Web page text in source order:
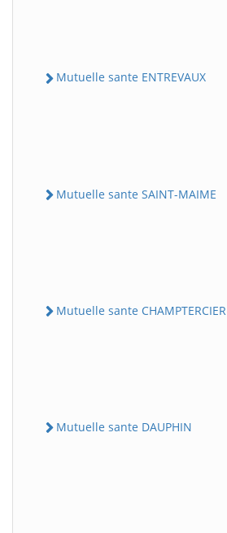
Mutuelle sante ENTREVAUX
Mutuelle sante SAINT-MAIME
Mutuelle sante CHAMPTERCIER
Mutuelle sante DAUPHIN